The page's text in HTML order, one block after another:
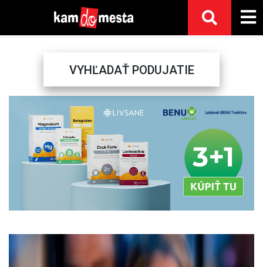
VYHĽADAŤ PODUJATIE
Previous Next